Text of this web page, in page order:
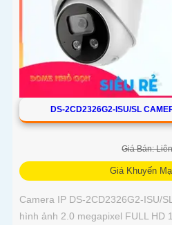
DS-2CD2326G2-ISU/SL
Giá Bán:
Giá Khuyến
Camera IP DS-2CD2326G2-ISU/
hình ảnh 2.0 megapixel FULL HD